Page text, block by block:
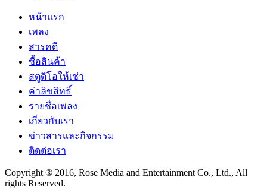
หน้าแรก
เพลง
สารคดี
ซื้อสินค้า
สตูดิโอให้เช่า
ค่าลิขสิทธิ์
รายชื่อเพลง
เกี่ยวกับเรา
ข่าวสารและกิจกรรม
ติดต่อเรา
Copyright ® 2016, Rose Media and Entertainment Co., Ltd., All
rights Reserved.